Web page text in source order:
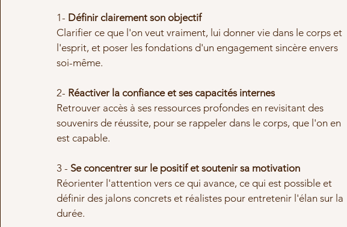
1- Définir clairement son objectif
Clarifier ce que l'on veut vraiment, lui donner vie dans le corps et
l'esprit, et poser les fondations d'un engagement sincère envers
soi-même.
2- Réactiver la confiance et ses capacités internes
Retrouver accès à ses ressources profondes en revisitant des
souvenirs de réussite, pour se rappeler dans le corps, que l'on en
est capable.
3 - Se concentrer sur le positif et soutenir sa motivation
Réorienter l'attention vers ce qui avance, ce qui est possible et
définir des jalons concrets et réalistes pour entretenir l'élan sur la
durée.